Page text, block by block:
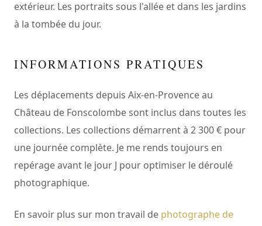
extérieur. Les portraits sous l'allée et dans les jardins
à la tombée du jour.
INFORMATIONS PRATIQUES
Les déplacements depuis Aix-en-Provence au
Château de Fonscolombe sont inclus dans toutes les
collections. Les collections démarrent à 2 300 € pour
une journée complète. Je me rends toujours en
repérage avant le jour J pour optimiser le déroulé
photographique.
En savoir plus sur mon travail de photographe de